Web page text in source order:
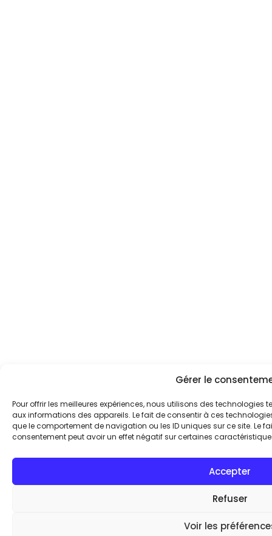
Gérer le
Pour offrir les meilleures expériences, nous utilisons des technologies
aux informations des appareils. Le fait de consentir à ces
que le comportement de navigation ou les ID uniques sur ce site. Le
consentement peut avoir un effet négatif sur certaines
Accepter
Refuser
Voir les